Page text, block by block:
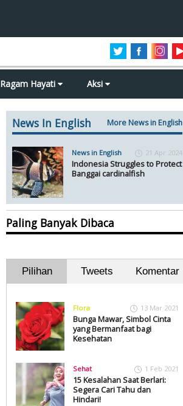
Ragam Hayati Aksi
News In English More News in English
News in English 21 Apr 2024
Indonesia Struggles to Protect
Banggai cardinalfish
Paling Banyak Dibaca
Pilihan Tweets Komentar
Flora 13 Mar 2021
Bunga Mawar, Simbol Cinta
yang Bermanfaat bagi
Kesehatan
Sehat 1 Feb 2021
15 Kesalahan Saat Berlari:
Segera Cari Tahu dan
Hindari!